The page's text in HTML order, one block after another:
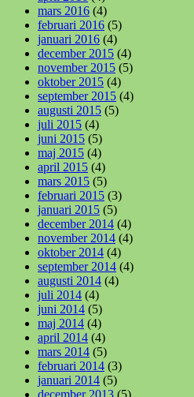
mars 2016 (4)
februari 2016 (5)
januari 2016 (4)
december 2015 (4)
november 2015 (5)
oktober 2015 (4)
september 2015 (4)
augusti 2015 (5)
juli 2015 (4)
juni 2015 (5)
maj 2015 (4)
april 2015 (4)
mars 2015 (5)
februari 2015 (3)
januari 2015 (5)
december 2014 (4)
november 2014 (4)
oktober 2014 (4)
september 2014 (4)
augusti 2014 (4)
juli 2014 (4)
juni 2014 (5)
maj 2014 (4)
april 2014 (4)
mars 2014 (5)
februari 2014 (3)
januari 2014 (5)
december 2013 (5)